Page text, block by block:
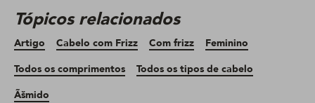
Tópicos relacionados
Artigo Cabelo com Frizz Com frizz
Feminino
Todos os comprimentos
Todos os tipos de cabelo
Ãšmido